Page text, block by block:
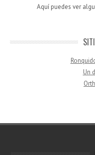
Aquí puedes ver
Un